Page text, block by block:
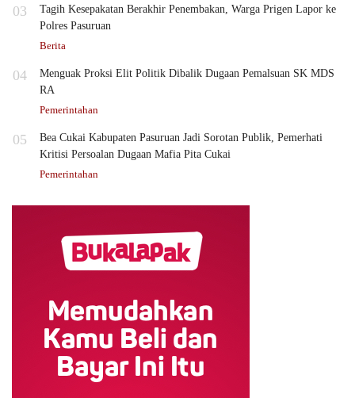
03
Tagih Kesepakatan Berakhir Penembakan, Warga Prigen Lapor ke
Polres Pasuruan
Berita
04
Menguak Proksi Elit Politik Dibalik Dugaan Pemalsuan SK MDS
RA
Pemerintahan
05
Bea Cukai Kabupaten Pasuruan Jadi Sorotan Publik, Pemerhati
Kritisi Persoalan Dugaan Mafia Pita Cukai
Pemerintahan